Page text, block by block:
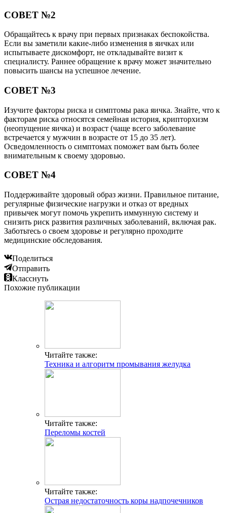
СОВЕТ №2
Обращайтесь к врачу при первых признаках беспокойства.
Если вы заметили какие-либо изменения в яичках или
испытываете дискомфорт, не откладывайте визит к
специалисту. Раннее обращение к врачу может значительно
повысить шансы на успешное лечение.
СОВЕТ №3
Изучите факторы риска и симптомы рака яичка. Знайте, что к
факторам риска относятся семейная история, крипторхизм
(неопущение яичка) и возраст (чаще всего заболевание
встречается у мужчин в возрасте от 15 до 35 лет).
Осведомленность о симптомах поможет вам быть более
внимательным к своему здоровью.
СОВЕТ №4
Поддерживайте здоровый образ жизни. Правильное питание,
регулярные физические нагрузки и отказ от вредных
привычек могут помочь укрепить иммунную систему и
снизить риск развития различных заболеваний, включая рак.
Заботьтесь о своем здоровье и регулярно проходите
медицинские обследования.
Поделиться
Отправить
Класснуть
Похожие публикации
Читайте также:
Техника и алгоритм промывания желудка
Читайте также:
Переломы костей
Читайте также:
Острая недостаточность коры надпочечников